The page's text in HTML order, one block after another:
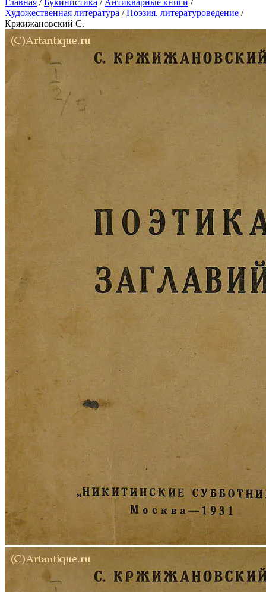
Главная / Букинистика / Антикварные книги /
Художественная литература / Поэзия, литературоведение /
Кржижановский С.